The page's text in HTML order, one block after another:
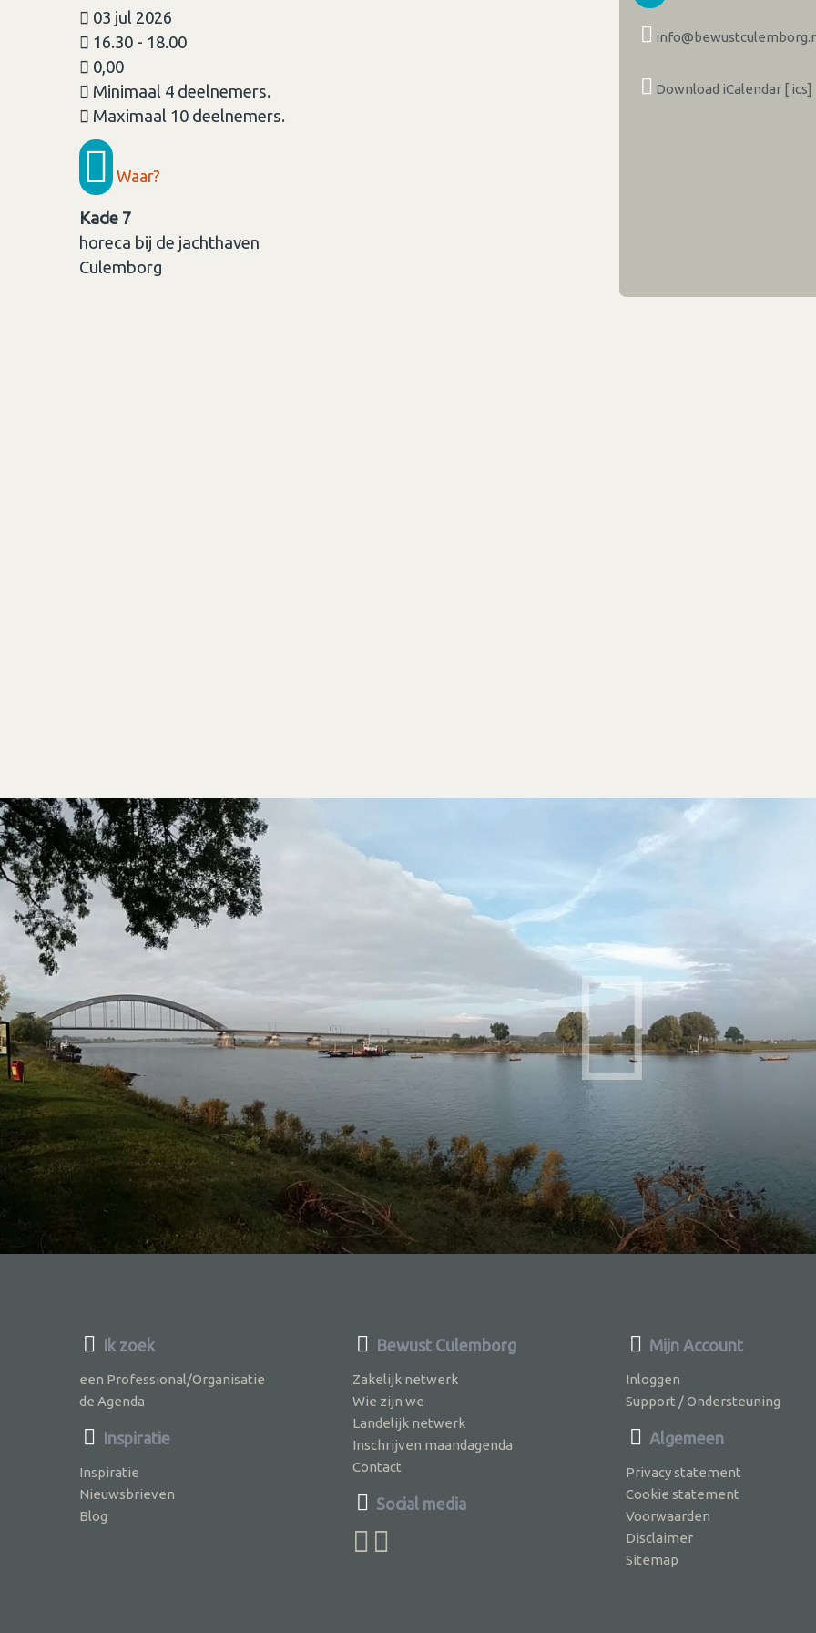
03 jul 2026
16.30 - 18.00
0,00
Minimaal 4 deelnemers.
Maximaal 10 deelnemers.
Waar?
Kade 7
horeca bij de jachthaven
Culemborg
Download iCalendar [.ics]
Ik zoek
een Professional/Organisatie
de Agenda
Inspiratie
Inspiratie
Nieuwsbrieven
Blog
Bewust Culemborg
Zakelijk netwerk
Wie zijn we
Landelijk netwerk
Inschrijven maandagenda
Contact
Social media
Mijn Account
Inloggen
Support / Ondersteuning
Algemeen
Privacy statement
Cookie statement
Voorwaarden
Disclaimer
Sitemap